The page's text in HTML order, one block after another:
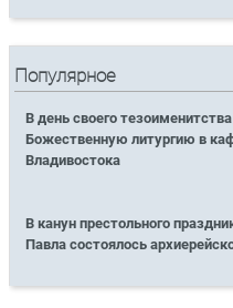
Популярное
В день своего
Божественную литургию в
Владивостока
В канун престольного
Павла состоялось